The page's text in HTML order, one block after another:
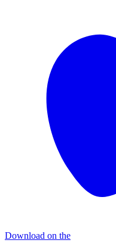
Download on the